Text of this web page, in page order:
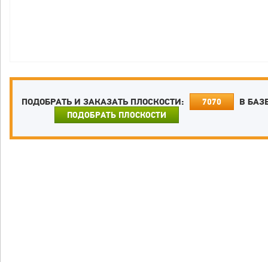
ПОДОБРАТЬ И ЗАКАЗАТЬ ПЛОСКОСТИ: 7070 В
ПОДОБРАТЬ ПЛОСКОСТИ